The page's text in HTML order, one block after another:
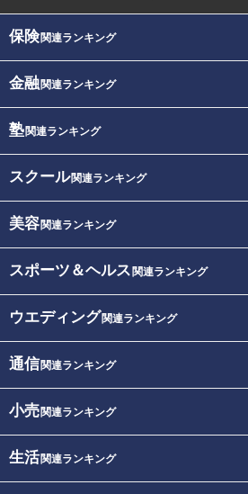
保険関連ランキング
金融関連ランキング
塾関連ランキング
スクール関連ランキング
美容関連ランキング
スポーツ＆ヘルス 関連ランキング
ウエディング関連ランキング
通信関連ランキング
小売関連ランキング
生活関連ランキング